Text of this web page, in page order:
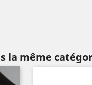
la même